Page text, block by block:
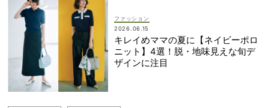
#デニムコーデ
ファッション
2026.06.15
キレイめママの夏に【ネイビーポロ
ニット】4選！脱・地味見えな旬デ
ザインに注目